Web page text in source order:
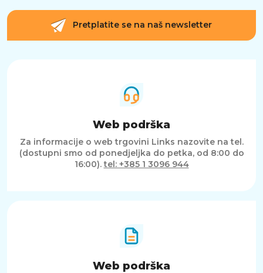
Pretplatite se na naš newsletter
Web podrška
Za informacije o web trgovini Links nazovite na tel.
(dostupni smo od ponedjeljka do petka, od 8:00 do
16:00).tel: +385 1 3096 944
Web podrška